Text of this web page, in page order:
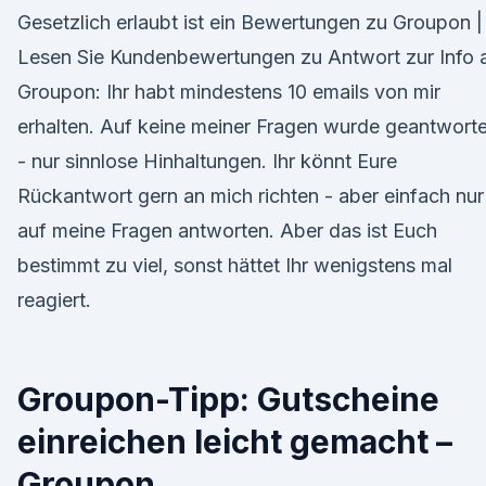
Gesetzlich erlaubt ist ein Bewertungen zu Groupon |
Lesen Sie Kundenbewertungen zu Antwort zur Info
Groupon: Ihr habt mindestens 10 emails von mir
erhalten. Auf keine meiner Fragen wurde
- nur sinnlose Hinhaltungen. Ihr könnt Eure
Rückantwort gern an mich richten - aber einfach nur
auf meine Fragen antworten. Aber das ist Euch
bestimmt zu viel, sonst hättet Ihr wenigstens mal
reagiert.
Groupon-Tipp: Gutscheine
einreichen leicht gemacht –